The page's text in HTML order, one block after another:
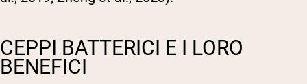
CEPPI BATTERICI E I LORO
BENEFICI